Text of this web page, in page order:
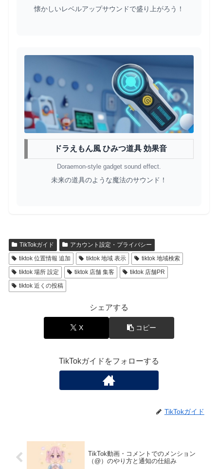
懐かしいレベルアップサウンドで盛り上がろう！
ドラえもん風 ひみつ道具 効果音
Doraemon-style gadget sound effect.
未来の道具のような魔法のサウンド！
TikTokガイド
アカウント設定・プライバシー
tiktok 位置情報 追加
tiktok 地域 表示
tiktok 地域検索
tiktok 場所 設定
tiktok 店舗 集客
tiktok 店舗PR
tiktok 近くの投稿
シェアする
X コピー
TikTokガイドをフォローする
TikTokガイド
TikTok動画・コメントでのメンション
（@）のやり方と通知の仕組み